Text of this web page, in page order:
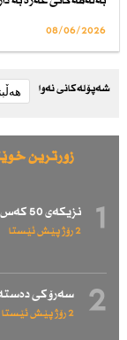
08/06/2026
شەپۆلەکانی نەوا
زۆرترین
1 نزیكەی 50 كەس لە ئێران لە سێدارە دراون
2 رۆژ پێش ئێستا
2 سەرۆكی
2 رۆژ پێش ئێستا